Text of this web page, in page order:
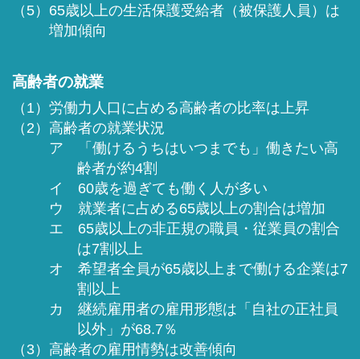
（5）65歳以上の生活保護受給者（被保護人員）は
増加傾向
高齢者の就業
（1）労働力人口に占める高齢者の比率は上昇
（2）高齢者の就業状況
ア 「働けるうちはいつまでも」働きたい高
齢者が約4割
イ 60歳を過ぎても働く人が多い
ウ 就業者に占める65歳以上の割合は増加
エ 65歳以上の非正規の職員・従業員の割合
は7割以上
オ 希望者全員が65歳以上まで働ける企業は7
割以上
カ 継続雇用者の雇用形態は「自社の正社員
以外」が68.7％
（3）高齢者の雇用情勢は改善傾向